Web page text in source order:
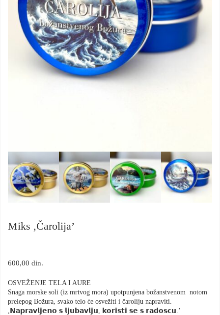
Miks ,Čarolija’
600,00 din.
OSVEŽENJE TELA I AURE
Snaga morske soli (iz mrtvog mora) upotpunjena božanstvenom notom
prelepog Božura, svako telo će osvežiti i čaroliju napraviti.
,𝗡𝗮𝗽𝗿𝗮𝘃𝗹𝗷𝗲𝗻𝗼 𝘀 𝗹𝗷𝘂𝗯𝗮𝘃𝗹𝗷𝘂, 𝗸𝗼𝗿𝗶𝘀𝘁𝗶 𝘀𝗲 𝘀 𝗿𝗮𝗱𝗼𝘀𝗰𝘂.’